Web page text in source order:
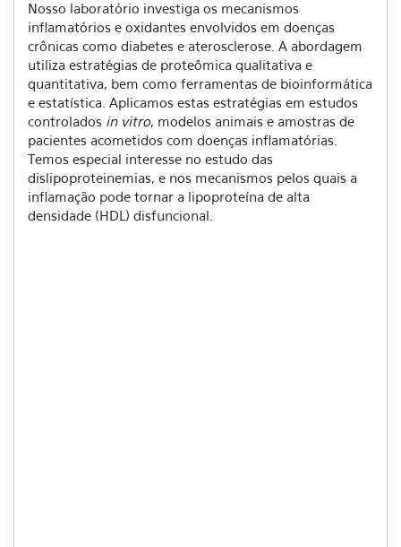
Nosso laboratório investiga os mecanismos
inflamatórios e oxidantes envolvidos em doenças
crônicas como diabetes e aterosclerose. A abordagem
utiliza estratégias de proteômica qualitativa e
quantitativa, bem como ferramentas de bioinformática
e estatística. Aplicamos estas estratégias em estudos
controlados in vitro, modelos animais e amostras de
pacientes acometidos com doenças inflamatórias.
Temos especial interesse no estudo das
dislipoproteinemias, e nos mecanismos pelos quais a
inflamação pode tornar a lipoproteína de alta
densidade (HDL) disfuncional.